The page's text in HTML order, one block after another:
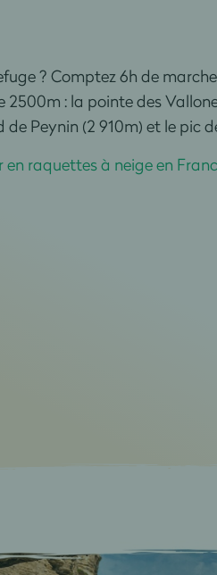
? Comptez 6h de
: la pointe des
Peynin (2 910m) et le pic
raquettes à neige en